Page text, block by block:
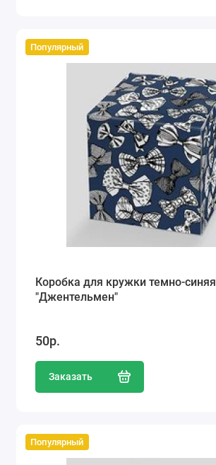
Популярный
Коробка для кружки темно-синяя
"Джентельмен"
50р.
Заказать
Популярный